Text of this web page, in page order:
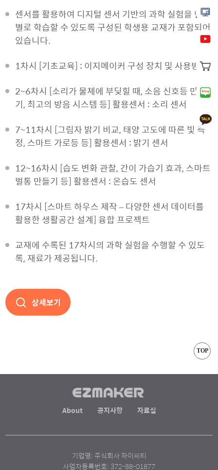
센서를 활용하여 디지털 센서 기반의 과학 실험을 단계
별로 학습할 수 있도록 구성된 학생용 교재가 포함되어
있습니다.
1차시 [기초교육] : 이지메이커 구성 장치 및 사용방법
2~6차시 [소리가 물체에 부딪힐 때, 소음 신호등 만들
기, 최고의 방음 시스템 등] 활용센서 : 소리 센서
7~11차시 [그림자 밝기 비교, 태양 고도에 따른 빛 측
정, 스마트 가로등 등] 활용센서 : 밝기 센서
12~16차시 [습도 변화 관찰, 간이 가습기 효과, 스마트
벌통 만들기 등] 활용센서 : 온습도 센서
17차시 [스마트 하우스 제작 – 다양한 센서 데이터를
활용한 생활공간 설계] 융합 프로젝트
교재에 수록된 17차시의 과학 실험을 수행할 수 있도
록, 재료가 제공됩니다.
상세보기
TOP
About 공지사항 자료실
기업명: 주식회사 하이씨티
사업자등록번호: 372-88-01877